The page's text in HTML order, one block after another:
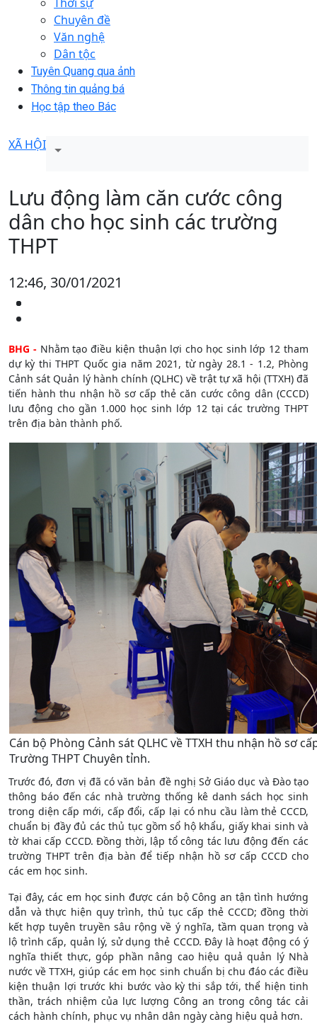
Chuyên đề
Văn nghệ
Dân tộc
Tuyên Quang qua ảnh
Thông tin quảng bá
Học tập theo Bác
XÃ HỘI
Lưu động làm căn cước công
dân cho học sinh các trường
THPT
12:46, 30/01/2021
BHG -Nhằm tạo điều kiện thuận lợi cho học sinh lớp 12 tham
dự kỳ thi THPT Quốc gia năm 2021, từ ngày 28.1 - 1.2, Phòng
Cảnh sát Quản lý hành chính (QLHC) về trật tự xã hội (TTXH) đã
tiến hành thu nhận hồ sơ cấp thẻ căn cước công dân (CCCD)
lưu động cho gần 1.000 học sinh lớp 12 tại các trường THPT
trên địa bàn thành phố.
Cán bộ Phòng Cảnh sát QLHC về TTXH thu nhận hồ sơ
Trường THPT Chuyên tỉnh.
Trước đó, đơn vị đã có văn bản đề nghị Sở Giáo dục và Đào tạo
thông báo đến các nhà trường thống kê danh sách học sinh
trong diện cấp mới, cấp đổi, cấp lại có nhu cầu làm thẻ CCCD,
chuẩn bị đầy đủ các thủ tục gồm sổ hộ khẩu, giấy khai sinh và
tờ khai cấp CCCD. Đồng thời, lập tổ công tác lưu động đến các
trường THPT trên địa bàn để tiếp nhận hồ sơ cấp CCCD cho
các em học sinh.
Tại đây, các em học sinh được cán bộ Công an tận tình hướng
dẫn và thực hiện quy trình, thủ tục cấp thẻ CCCD; đồng thời
kết hợp tuyên truyền sâu rộng về ý nghĩa, tầm quan trọng và
lộ trình cấp, quản lý, sử dụng thẻ CCCD. Đây là hoạt động có ý
nghĩa thiết thực, góp phần nâng cao hiệu quả quản lý Nhà
nước về TTXH, giúp các em học sinh chuẩn bị chu đáo các điều
kiện thuận lợi trước khi bước vào kỳ thi sắp tới, thể hiện tinh
thần, trách nhiệm của lực lượng Công an trong công tác cải
cách hành chính, phục vụ nhân dân ngày càng hiệu quả hơn.